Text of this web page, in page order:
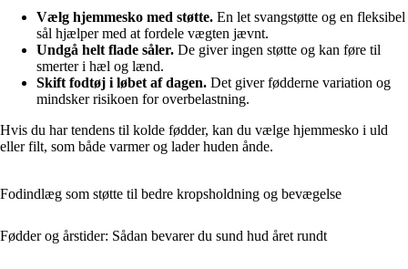
Vælg hjemmesko med støtte. En let svangstøtte og en fleksibel
sål hjælper med at fordele vægten jævnt.
Undgå helt flade såler. De giver ingen støtte og kan føre til
smerter i hæl og lænd.
Skift fodtøj i løbet af dagen. Det giver fødderne variation og
mindsker risikoen for overbelastning.
Hvis du har tendens til kolde fødder, kan du vælge hjemmesko i uld
eller filt, som både varmer og lader huden ånde.
Fodindlæg som støtte til bedre kropsholdning og bevægelse
Fødder og årstider: Sådan bevarer du sund hud året rundt